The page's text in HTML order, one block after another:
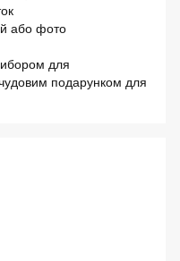
або фото
для
подарунком для